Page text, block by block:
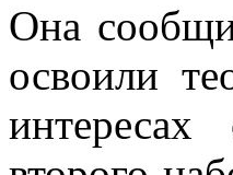
Она
освоили